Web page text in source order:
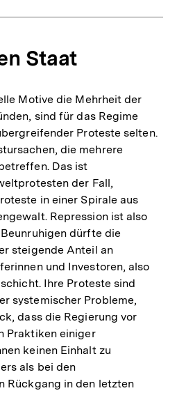
Staat
Motive die Mehrheit der
sind für das Regime
Proteste selten.
die mehrere
Das ist
der Fall,
in einer Spirale aus
Repression ist also
dürfte die
steigende Anteil an
und Investoren, also
Ihre Proteste sind
systemischer Probleme,
dass die Regierung vor
Praktiken einiger
keinen Einhalt zu
als bei den
Rückgang in den letzten